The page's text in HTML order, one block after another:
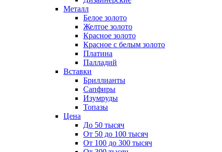
Металл
Белое золото
Желтое золото
Красное золото
Красное с белым золото
Платина
Палладий
Вставки
Бриллианты
Сапфиры
Изумруды
Топазы
Цена
До 50 тысяч
От 50 до 100 тысяч
От 100 до 300 тысяч